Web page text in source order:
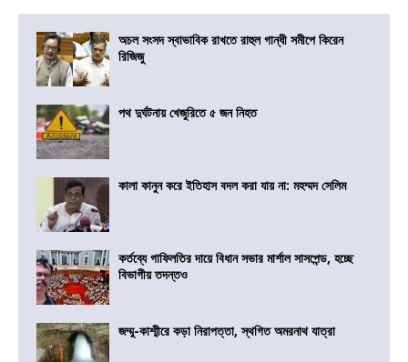
অচল সংসদ স্বাভাবিক রাখতে রাহুল গান্ধী সমীপে কিরেন
রিজিজু
পথ দুর্ঘটনায় খেজুরিতে ৫ জন নিহত
কালা কানুন করে ইতিহাস বদল করা যায় না: মহম্মদ সেলিম
কর্তব্যে গাফিলতির দায়ে বিধান সভার মার্শাল সাসপেন্ড, হচ্ছে
বিভাগীয় তদন্তও
জম্মু-কাশ্মীরে কড়া নিরাপত্তা, স্থগিত অমরনাথ যাত্রা